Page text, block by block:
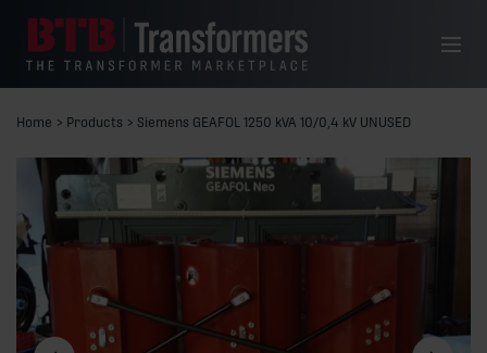
Valikko
Home > Products > Siemens GEAFOL 1250 kVA 10/0,4 kV UNUSED